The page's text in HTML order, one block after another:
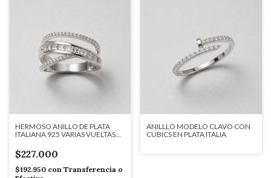
HERMOSO ANILLO DE PLATA
ITALIANA 925 VARIAS VUELTAS
$227.000
$192.950 con Transferencia o
ANILLLO MODELO CLAVO CON
CUBICS EN PLATA ITALIA